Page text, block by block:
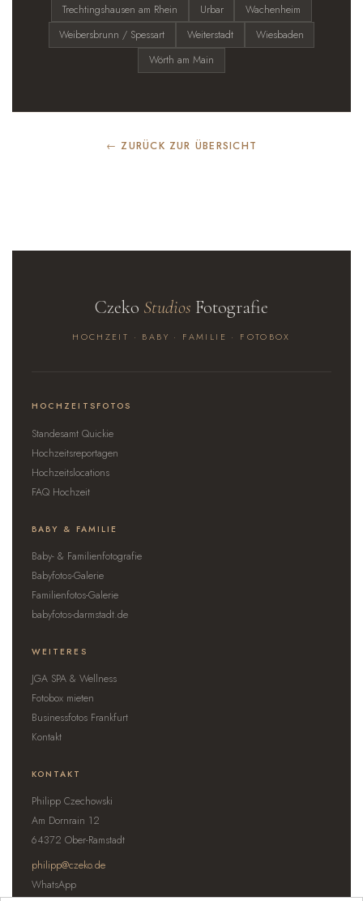
Trechtingshausen am Rhein
Urbar
Wachenheim
Weibersbrunn / Spessart
Weiterstadt
Wiesbaden
Wörth am Main
← ZURÜCK ZUR ÜBERSICHT
Czeko Studios Fotografie
HOCHZEIT · BABY · FAMILIE · FOTOBOX
HOCHZEITSFOTOS
Standesamt Quickie
Hochzeitsreportagen
Hochzeitslocations
FAQ Hochzeit
BABY & FAMILIE
Baby- & Familienfotografie
Babyfotos-Galerie
Familienfotos-Galerie
babyfotos-darmstadt.de
WEITERES
JGA SPA & Wellness
Fotobox mieten
Businessfotos Frankfurt
Kontakt
KONTAKT
Philipp Czechowski
Am Dornrain 12
64372 Ober-Ramstadt
philipp@czeko.de
WhatsApp